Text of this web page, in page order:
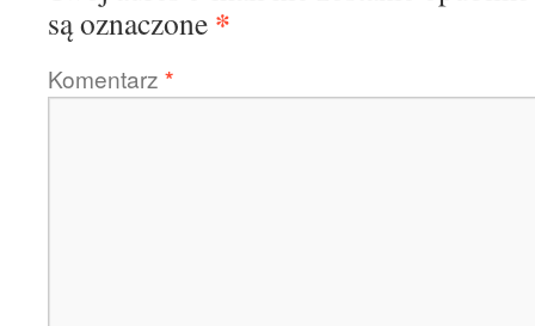
są oznaczone *
Komentarz *